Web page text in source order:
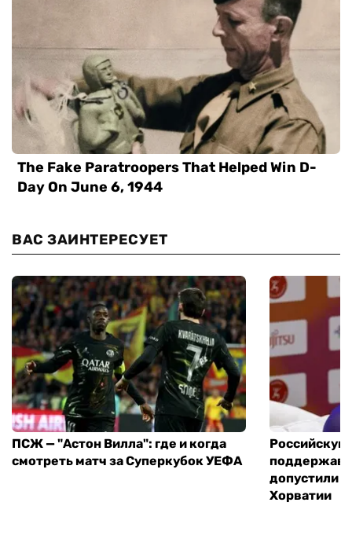
ВАС ЗАИНТЕРЕСУЕТ
ПСЖ — "Астон Вилла": где и когда
смотреть матч за Суперкубок УЕФА
Российскую
допустили
Хорватии